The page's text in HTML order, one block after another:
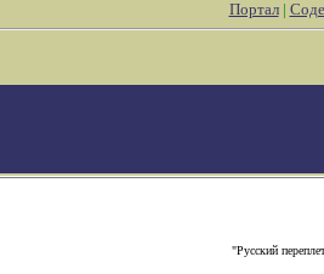
Портал|
"Русский